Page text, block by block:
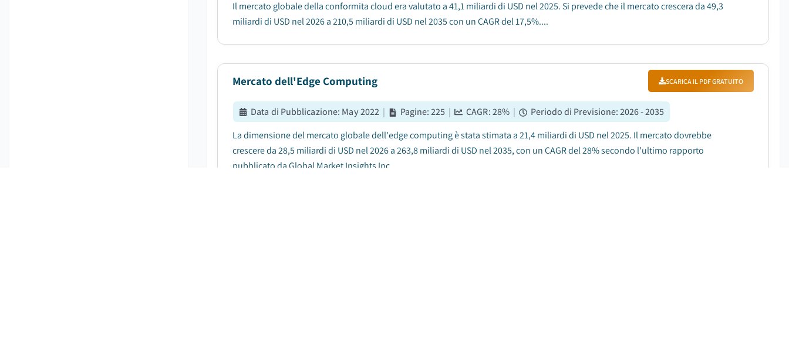
Il mercato globale della conformita cloud era valutato a 41,1 miliardi di USD nel 2025. Si prevede che il mercato crescera da 49,3
miliardi di USD nel 2026 a 210,5 miliardi di USD nel 2035 con un CAGR del 17,5%....
Mercato dell'Edge Computing SCARICA IL PDF GRATUITO
Data di Pubblicazione: May 2022 | Pagine:225 | CAGR:28% | Periodo di Previsione:2026 - 2035
La dimensione del mercato globale dell'edge computing è stata stimata a 21,4 miliardi di USD nel 2025. Il mercato dovrebbe
crescere da 28,5 miliardi di USD nel 2026 a 263,8 miliardi di USD nel 2035, con un CAGR del 28% secondo l'ultimo rapporto
pubblicato da Global Market Insights Inc....